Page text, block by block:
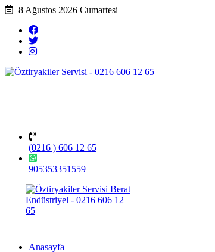
8 Ağustos 2026 Cumartesi
(0216 ) 606 12 65
905353351559
Anasayfa